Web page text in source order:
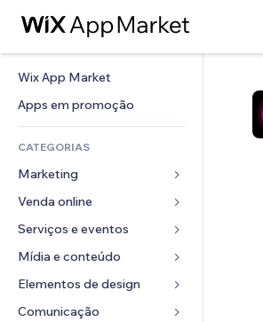
Wix App Market
Apps em promoção
CATEGORIAS
Marketing
Anúncios
Mobile
Análises
Venda online
Apps para lojas
Frete e entrega
Botões de venda
Serviços e eventos
Hotéis
Eventos
Restaurantes
Mídia e conteúdo
Galeria
Músicas
Elementos de design
Mapas e navegação